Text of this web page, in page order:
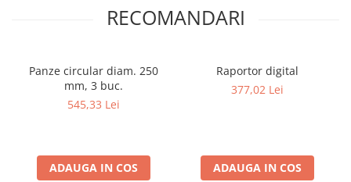
RECOMANDARI
Panze circular diam. 250
mm, 3 buc.
545,33 Lei
ADAUGA IN COS
Raportor digital
377,02 Lei
ADAUGA IN COS